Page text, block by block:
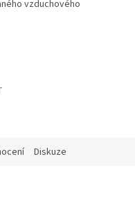
vzduchového
Diskuze